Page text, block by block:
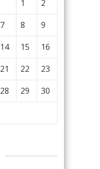
1
2
7 8
9
14 15
16
21 22
23
28 29
30